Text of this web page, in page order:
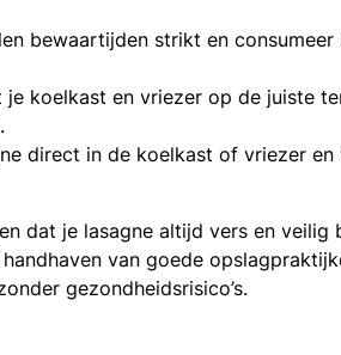
bewaartijden strikt en consumeer
koelkast en vriezer op de juiste
direct in de koelkast of vriezer
dat je lasagne altijd vers en
van goede
gezondheidsrisico’s.